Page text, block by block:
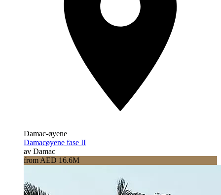
Damac-øyene
Damacøyene fase II
av Damac
from AED 16.6M